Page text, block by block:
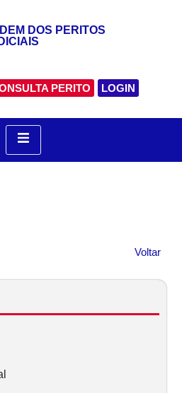
DOS PERITOS
PERITO LOGIN
Voltar